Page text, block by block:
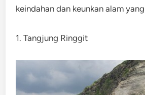
keindahan dan keunkan alam
1. Tangjung Ringgit